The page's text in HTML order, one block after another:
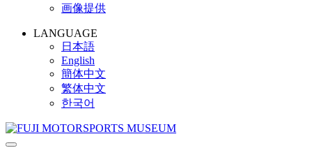
画像提供
LANGUAGE
日本語
English
簡体中文
繁体中文
한국어